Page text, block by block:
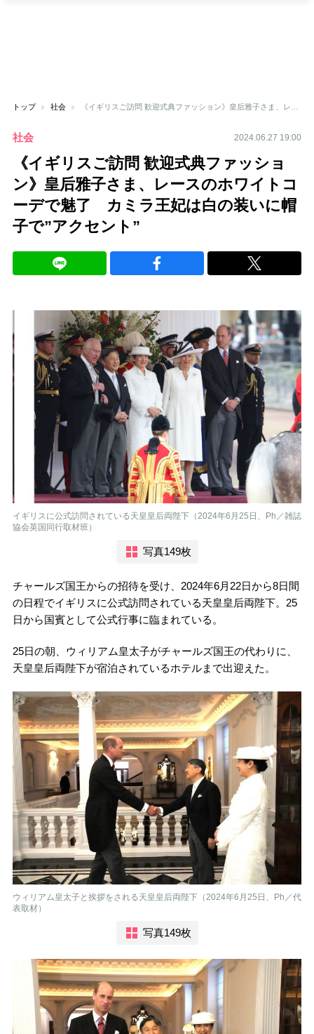
トップ 社会
社会 2024.06.27 19:00
《イギリスご訪問 歓迎式典ファッショ
ン》皇后雅子さま、レースのホワイトコ
ーデで魅了 カミラ王妃は白の装いに帽
子で”アクセント”
イギリスに公式訪問されている天皇皇后両陛下（2024年6月25日、Ph／雑誌
協会英国同行取材班）
写真149枚
チャールズ国王からの招待を受け、2024年6月22日から8日間
の日程でイギリスに公式訪問されている天皇皇后両陛下。25
日から国賓として公式行事に臨まれている。
25日の朝、ウィリアム皇太子がチャールズ国王の代わりに、
天皇皇后両陛下が宿泊されているホテルまで出迎えた。
ウィリアム皇太子と挨拶をされる天皇皇后両陛下（2024年6月25日、Ph／代
表取材）
写真149枚